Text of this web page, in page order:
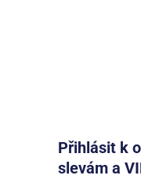
Přihlásit k
slevám a